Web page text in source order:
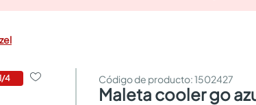
/4 :1502427
maleta cooler go